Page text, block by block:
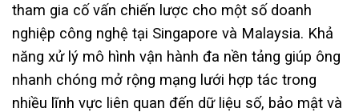
tham gia cố vấn chiến lược cho một số doanh
nghiệp công nghệ tại Singapore và Malaysia. Khả
năng xử lý mô hình vận hành đa nền tảng giúp ông
nhanh chóng mở rộng mạng lưới hợp tác trong
nhiều lĩnh vực liên quan đến dữ liệu số, bảo mật và